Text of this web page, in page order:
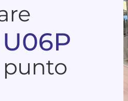
punto